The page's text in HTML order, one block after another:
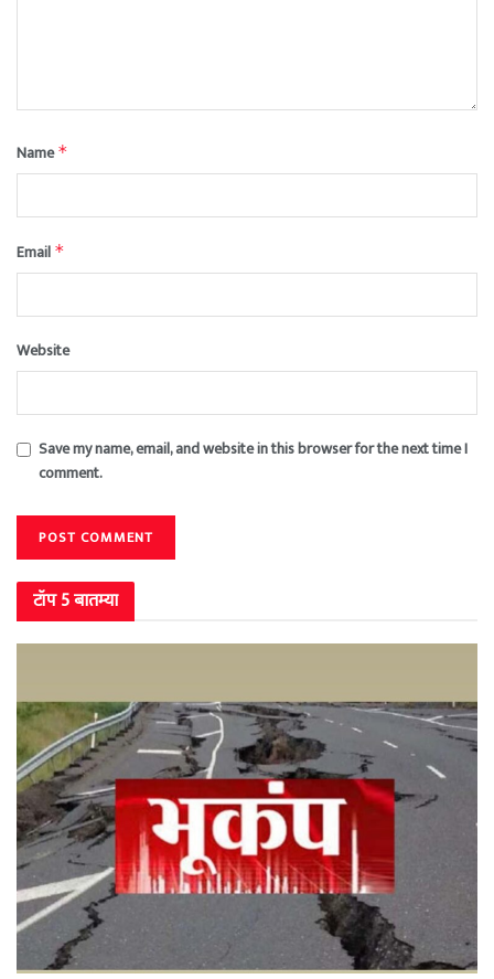
Name*
Email *
Website
Save my name, email, and website in this browser for the next time I
comment.
टॉप 5 बातम्या